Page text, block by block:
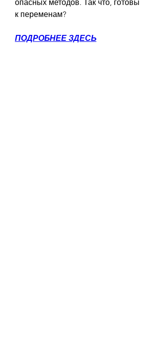
опасных методов. Так что, готовы
к переменам?
ПОДРОБНЕЕ ЗДЕСЬ